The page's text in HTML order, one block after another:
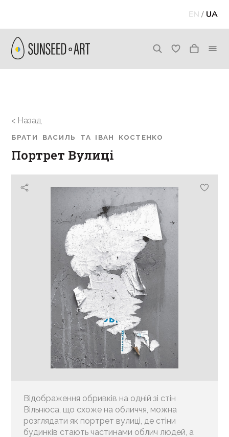
EN / UA
< Назад
БРАТИ ВАСИЛЬ ТА ІВАН КОСТЕНКО
Портрет Вулиці
Відображення обривків на одній зі стін
Вільнюса, що схоже на обличчя, можна
розглядати як портрет вулиці, де стіни
будинків стають частинами облич людей, а